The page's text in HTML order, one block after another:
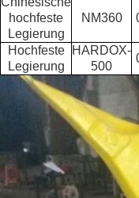
hochfeste
Legierung
NM360
Hochfeste
Legierung
HARDOX-
500